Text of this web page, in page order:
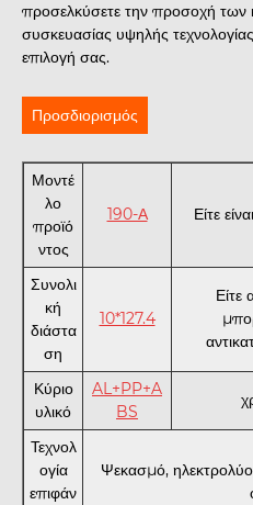
προσελκύσετε την προσοχή
συσκευασίας υψηλής
επιλογή σας.
Προσδιορισμός
Μοντέ
λο
προϊό
ντος
190-Α Είτε
Συνολι
κή
διάστα
ση
10*127.4
Είτε
Κύριο
υλικό
AL+PP+A
BS
Τεχνολ
ογία
επιφάν
Ψεκασμό,